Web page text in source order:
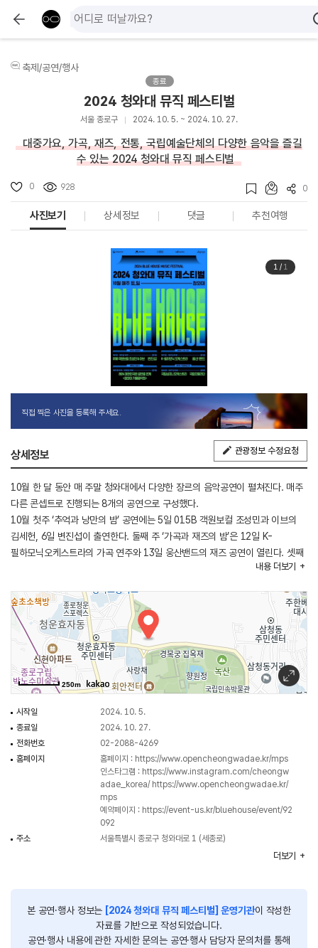
축제/공연/행사
종료
2024 청와대 뮤직 페스티벌
서울 종로구 2024. 10. 5. ~ 2024. 10. 27.
대중가요, 가곡, 재즈, 전통, 국립예술단체의 다양한 음악을 즐길
수 있는 2024 청와대 뮤직 페스티벌
0 928 0
사진보기 상세정보 댓글 추천여행
1/ 1
직접 찍은 사진을 등록해 주세요.
상세정보 관광정보 수정요청
10월 한 달 동안 매 주말 청와대에서 다양한 장르의 음악공연이 펼쳐진다. 매주
다른 콘셉트로 진행되는 8개의 공연으로 구성했다.
10월 첫주 ‘추억과 낭만의 밤’ 공연에는 5일 015B 객원보컬 조성민과 이브의
김세헌, 6일 변진섭이 출연한다. 둘째 주 ‘가곡과 재즈의 밤’은 12일 K-
필하모닉오케스트라의 가곡 연주와 13일 웅산밴드의 재즈 공연이 열린다. 셋째
주는 19일 바리톤 고성현과 남성 성악가 단체인 이 마에스트리 등이, 20일에는
마지막 주는 ‘품격과 격조의 클래식’을 주제로 한다. 26일 춘추관에서
국립심포니오케스트라와 피아니스트 김도현의 협연이 예정돼 있다. 27일에는
국립오페라단이 꾸미는 다양한 오페라 아리아를 들을 수 있다.
본 행사는 별도 예약페이지를 통해 사전 예약이 가능하다. 자세한 행사 상세
내용은 청와대 누리집 내 공지사항을 통해 확인할 수 있다.
*관람 당일 인원 추가는 불가
*연령에 관계없이 모두 예약인원에 포함하여 예약하시기 바람
(65세 이상 노약자, 장애인, 국가보훈대상자, 외국인 등 현장예약이 불가하므로
사전 예약 바람)
*예약한 프로그램은 본인 외 타인에게 양도 및 판매 불가
*2024 청와대 뮤직 페스티벌은 한정 수량으로 조기 매진될 수 있음
예약방법 : 청와대 국민 품으로 홈페이지 클릭! > 청와대 누리집 ‘2024 청와대
*주차별 예약일시가 상이함. 청와대 누리집 내 상세 내용 확인부탁드린다.
내용 더보기
250m
시작일
2024. 10. 5.
종료일
2024. 10. 27.
전화번호
02-2088-4269
홈페이지
홈페이지 : https://www.opencheongwadae.kr/mps
인스타그램 : https://www.instagram.com/cheongw
adae_korea/ https://www.opencheongwadae.kr/
mps
예약페이지 : https://event-us.kr/bluehouse/event/92
092
주소
서울특별시 종로구 청와대로 1 (세종로)
이용요금
무료
19:30 ~20:30 (입장시간 19:00 예정)
더보기
본 공연·행사 정보는 [2024 청와대 뮤직 페스티벌] 운영기관이 작성한
자료를 기반으로 작성되었습니다.
공연·행사 내용에 관한 자세한 문의는 공연·행사 담당자 문의처를 통해